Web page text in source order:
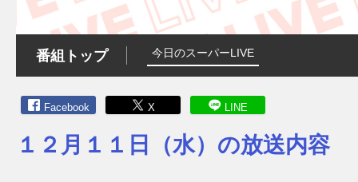
番組トップ 今日のスーパーLIVE
Facebook X LINE
１２月１１日（水）の放送内容